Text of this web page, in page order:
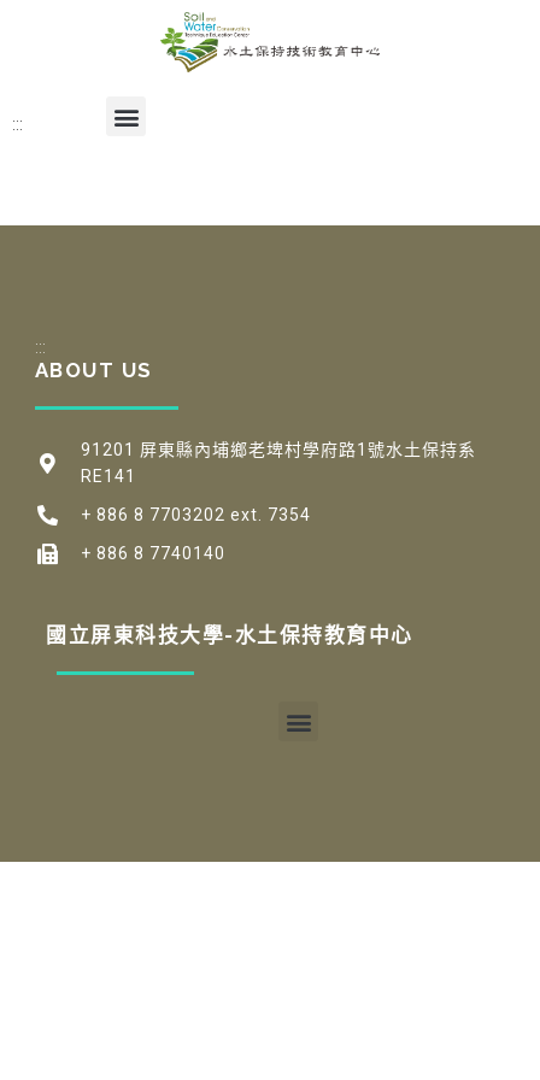
:::
:::
ABOUT US
91201 屏東縣內埔鄉老埤村學府路1號水土保持系
RE141
+ 886 8 7703202 ext. 7354
+ 886 8 7740140
國立屏東科技大學-水土保持教育中心